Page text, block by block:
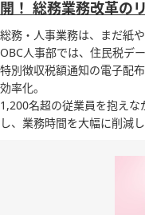
開！ 総務業務改革の
総務・人事業務は、まだ紙
OBC人事部では、住民税デ
特別徴収税額通知の電子配
効率化。
1,200名超の従業員を抱え
し、業務時間を大幅に削減